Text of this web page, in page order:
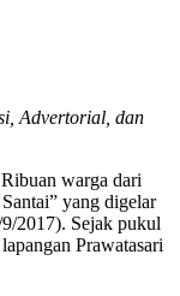
Advertorial, dan
warga dari
yang digelar
2017). Sejak pukul
Prawatasari